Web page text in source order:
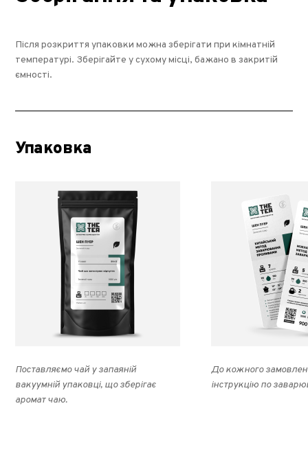
Після розкриття упаковки можна зберігати при кімнатній
температурі. Зберігайте у сухому місці, бажано в закритій
ємності.
Упаковка
Поставляємо чай у запаяній
вакуумній упаковці, що зберігає
аромат чаю.
До кожного
інструкцію по